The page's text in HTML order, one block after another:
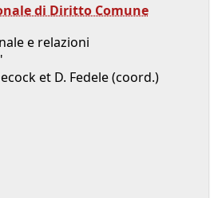
di Diritto Comune
e relazioni
et D. Fedele (coord.)